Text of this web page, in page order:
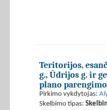
Teritorijos,
g., Ūdrijos g. ir
plano
Pirkimo vykdytojas:
Skelbimo tipas: